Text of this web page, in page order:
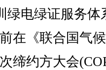
绿电绿证服务体
在《联合国气
缔约方大会